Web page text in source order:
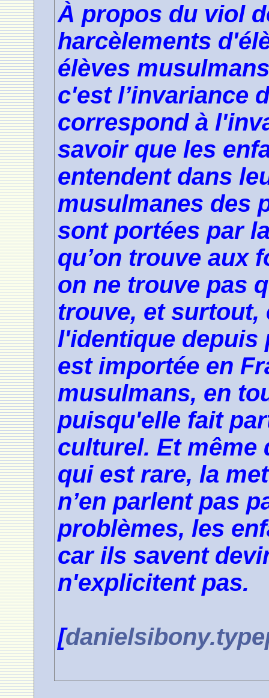
À propos du viol
harcèlements
élèves
c'est l’invariance
correspond à
savoir que les
entendent dans
musulmanes des
sont portées par
qu’on trouve aux
on ne trouve pas
trouve, et surtout,
l'identique depuis
est importée en
musulmans, en
puisqu'elle fait
culturel. Et même
qui est rare, la
n’en parlent pas
problèmes, les
car ils savent
n'explicitent pas.
[